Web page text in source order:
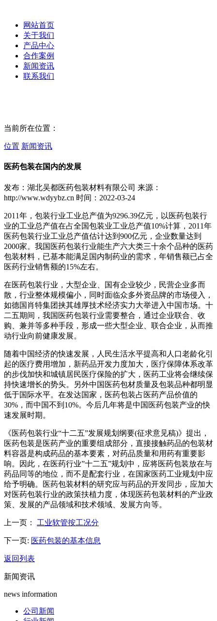
网站首页
关于我们
产品中心
合作案例
新闻资讯
联系我们
当前所在位置：
位置 新闻资讯
医药包装在国内的发展
发布：湖北吴都医药包装材料有限公司 来源：
http://www.wdyybz.cn 时间：2022-03-24
2011年，包装行业工业总产值为9296.39亿元，以医药包装行
业的工业总产值在占全国包装业工业总产值10%计算，2011年
医药包装行业工业总产值估计达到900亿元，企业数量达到
2000家。我国医药包装行业能生产六大类三十余个品种的医药
包装材料，已基本能满足国内制药业的需求，年销售额已占全
医药行业销售额的15%左右。
在医药包装行业，大型企业、国有企业较少，民营企业多而
散，行业整体规模偏小，同时面临众多外资品牌的市场侵入，
如德国肖特集团挟其雄厚技术经济实力大举进入中国市场。十
二五期间，我国医药包装行业需要整合，通过企业联合、收
购、兼并等多种手段，形成一些大型企业、联合企业，从而推
动行业向前健康发展。
随着中国经济的快速发展，人民生活水平提高和人口老龄化引
起的医疗费用增加，新药品开发力度加大，医疗保障体系改革
的步伐加快和城镇居民医疗保险的扩大，医药工业将会继续保
持快速增长的势头。另外中国医药包材质量及包装品种都明显
低于国际水平。在发达国家，医药包装占医药产品价值的
30%，而中国不到10%。今后几年将是中国医药包装产业的快
速发展时期。
《医药包装行业“十二五”发展规划纲要(征求意见稿)》提出，
医药包装是医药产业的重要组成部分，直接接触药品的包装材
料容器是构成药品的基本要素，对药品质量和用药有重要影
响。因此，在医药行业”十二五”规划中，应将医药包装放在与
药品同等的地位，而不是配套行业，在国家医药工业规划中应
给予明确。医药包装材料的研究应与药品的开发同步，应加大
对医药包装行业的政策扶植力度，体现医药包装材料的产业政
策、发展的产品领域和技术领域、发展方向等。
上一页： 工业软管按工况分
下一页: 医药包装的基本信息
返回列表
新闻资讯
news information
公司新闻